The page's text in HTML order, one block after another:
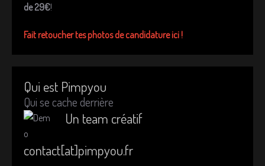
de 29€!
Fait retoucher tes photos de candidature ici !
Qui est Pimpyou
Qui se cache derrière
Un team créatif
contact[at]pimpyou.fr